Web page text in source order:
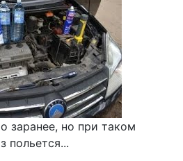
заранее, но при таком
польется...